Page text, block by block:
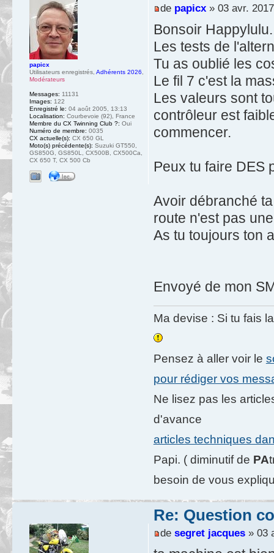
de papicx» 03 avr.
Bonsoir Happylulu.
Les tests de
Tu as oublié les
Le fil 7 c'est la
Les valeurs sont
contrôleur est
commencer.
Peux tu faire DES
Avoir débranché
route n'est pas
As tu toujours ton
Envoyé de mon
Ma devise : Si tu fais
Pensez à aller voir le
pour rédiger vos
Ne lisez pas les
d'avance
articles techniques
Papi. ( diminutif de PA
besoin de vous
papicx
Utilisateurs enregistrés, Adhérents 2026,
Modérateurs
Messages: 11131
Images: 122
Enregistré le: 04 août 2005, 13:13
Localisation: Courbevoie (92), France
Membre du CX Twinning Club ?: Oui
Numéro de membre: 0035
CX actuelle(s): CX 650 GL
Moto(s) précédente(s): Suzuki GT550,
GS850G, GS850L, CX500B, CX500Ca,
CX 650 T, CX 500 Cb
Re: Question
de segret jacques» 03